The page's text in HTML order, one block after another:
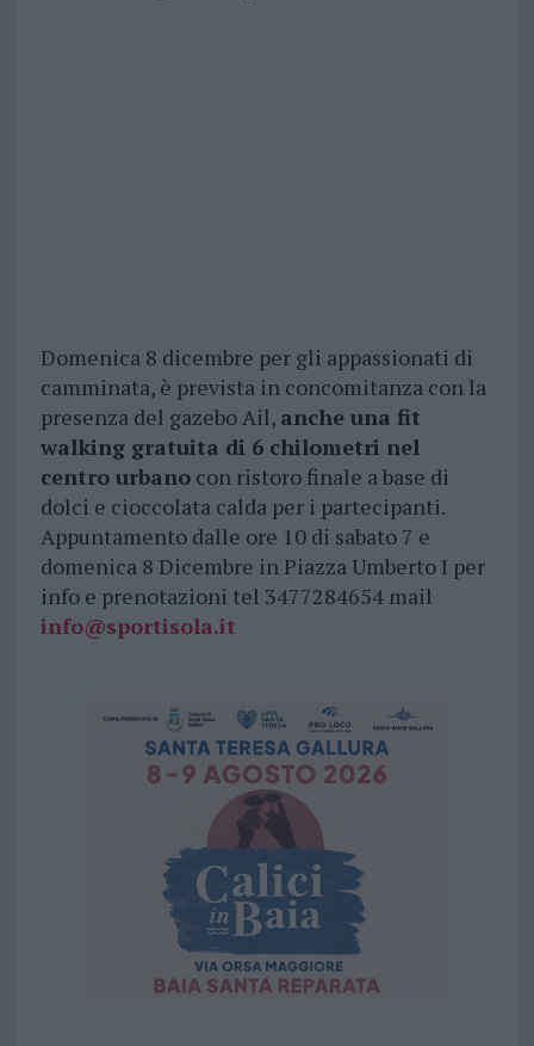
Domenica 8 dicembre per gli appassionati di
camminata, è prevista in concomitanza con la
presenza del gazebo Ail, anche una fit
walking gratuita di 6 chilometri nel
centro urbanocon ristoro finale a base di
dolci e cioccolata calda per i partecipanti.
Appuntamento dalle ore 10 di sabato 7 e
domenica 8 Dicembre in Piazza Umberto I per
info e prenotazioni tel 3477284654 mail
info@sportisola.it